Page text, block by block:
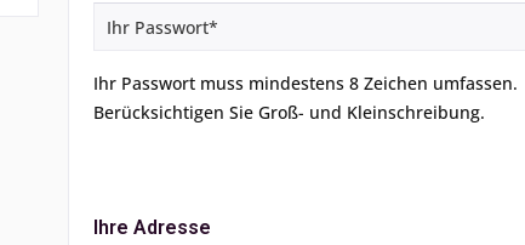
Ihr Passwort muss mindestens 8 Zeichen umfassen.
Berücksichtigen Sie Groß- und Kleinschreibung.
Ihre Adresse